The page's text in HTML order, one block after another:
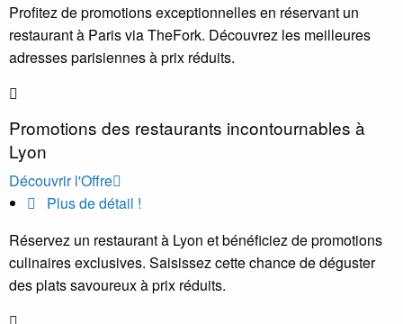
Profitez de promotions exceptionnelles en réservant un
restaurant à Paris via TheFork. Découvrez les meilleures
adresses parisiennes à prix réduits.
Promotions des restaurants incontournables à
Lyon
Découvrir l'Offre
Plus de détail !
Réservez un restaurant à Lyon et bénéficiez de promotions
culinaires exclusives. Saisissez cette chance de déguster
des plats savoureux à prix réduits.